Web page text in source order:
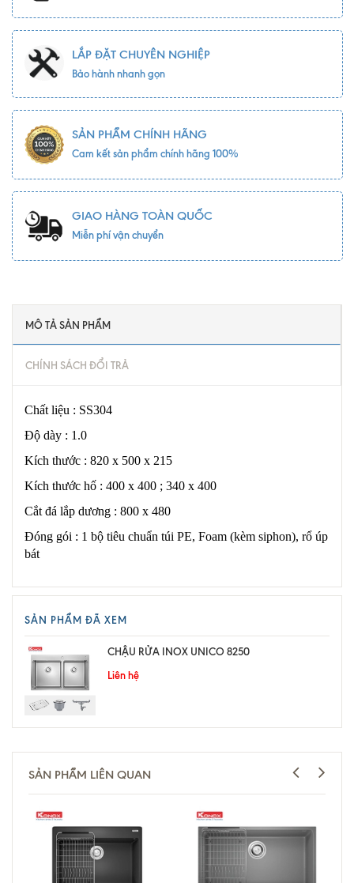
LẮP ĐẶT CHUYÊN NGHIỆP
Bảo hành nhanh gọn
SẢN PHẨM CHÍNH HÃNG
Cam kết sản phẩm chính hãng 100%
GIAO HÀNG TOÀN QUỐC
Miễn phí vận chuyển
MÔ TẢ SẢN PHẨM
CHÍNH SÁCH ĐỔI TRẢ
Chất liệu : SS304
Độ dày : 1.0
Kích thước : 820 x 500 x 215
Kích thước hố : 400 x 400 ; 340 x 400
Cắt đá lắp dương : 800 x 480
Đóng gói : 1 bộ tiêu chuẩn túi PE, Foam (kèm siphon), rổ úp
bát
SẢN PHẨM ĐÃ XEM
CHẬU RỬA INOX UNICO 8250
Liên hệ
SẢN PHẨM LIÊN QUAN